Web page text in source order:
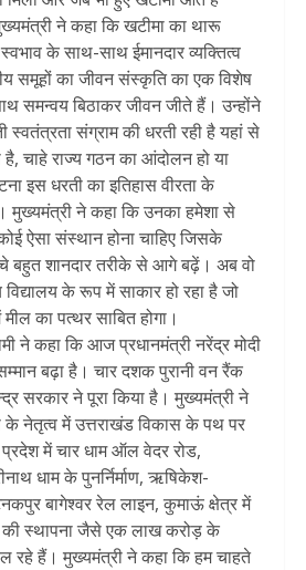
ने कहा कि खटीमा का थारू
के साथ-साथ ईमानदार व्यक्तित्व
समूहों का जीवन संस्कृति का एक विशेष
समन्वय बिठाकर जीवन जीते हैं। उन्होंने
स्वतंत्रता संग्राम की धरती रही है यहां से
चाहे राज्य गठन का आंदोलन हो या
इस धरती का इतिहास वीरता के
मुख्यमंत्री ने कहा कि उनका हमेशा से
ऐसा संस्थान होना चाहिए जिसके
बहुत शानदार तरीके से आगे बढ़ें। अब वो
के रूप में साकार हो रहा है जो
का पत्थर साबित होगा।
ने कहा कि आज प्रधानमंत्री नरेंद्र मोदी
बढ़ा है। चार दशक पुरानी वन रैंक
सरकार ने पूरा किया है। मुख्यमंत्री ने
के नेतृत्व में उत्तराखंड विकास के पथ पर
में चार धाम ऑल वेदर रोड,
धाम के पुनर्निर्माण, ऋषिकेश-
बागेश्वर रेल लाइन, कुमाऊं क्षेत्र में
स्थापना जैसे एक लाख करोड़ के
रहे हैं। मुख्यमंत्री ने कहा कि हम चाहते